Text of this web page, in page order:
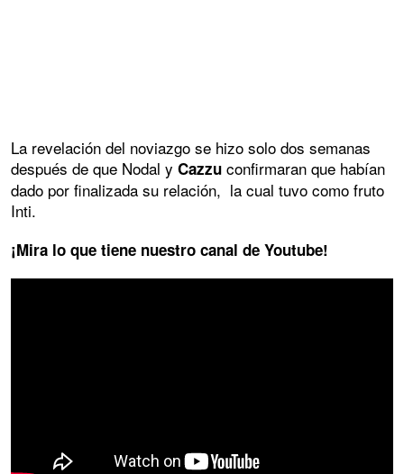
La revelación del noviazgo se hizo solo dos semanas
después de que Nodal y Cazzu confirmaran que habían
dado por finalizada su relación, la cual tuvo como fruto
Inti.
¡Mira lo que tiene nuestro canal de Youtube!